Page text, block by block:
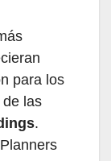
para los
las
.